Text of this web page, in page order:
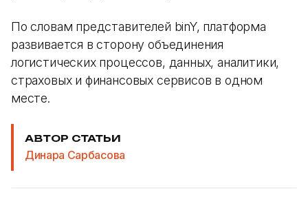
По словам представителей binY, платформа
развивается в сторону объединения
логистических процессов, данных, аналитики,
страховых и финансовых сервисов в одном
месте.
АВТОР СТАТЬИ
Динара Сарбасова